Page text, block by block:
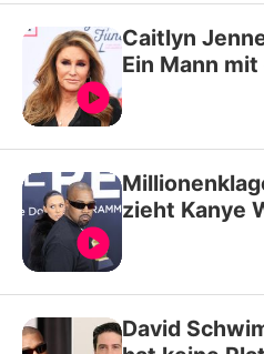
Caitlyn
Ein Mann
zieht Kanye
David